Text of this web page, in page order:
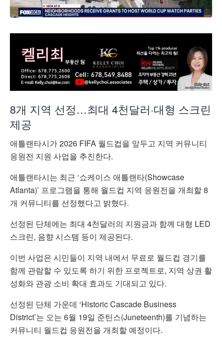
8개 지역 선정…최대 4천달러·대형 스크린
제공
애틀랜타시가 2026 FIFA 월드컵을 앞두고 지역 커뮤니티
응원전 지원 사업을 추진한다.
애틀랜타시는 최근 ‘쇼케이스 애틀랜타(Showcase
Atlanta)’ 프로그램을 통해 월드컵 지역 응원전을 개최할 8
개 커뮤니티를 선정했다고 밝혔다.
선정된 단체에는 최대 4천달러의 지원금과 함께 대형 LED
스크린, 음향 시스템 등이 제공된다.
이번 사업은 시민들이 지역 내에서 무료로 월드컵 경기를
함께 관람할 수 있도록 하기 위한 프로젝트로, 지역 상권 활
성화와 관광 소비 확대 효과도 기대되고 있다.
선정된 단체 가운데 ‘Historic Cascade Business
District’는 오는 6월 19일 준틴스(Juneteenth)를 기념하는
커뮤니티 월드컵 응원전을 개최할 예정이다.